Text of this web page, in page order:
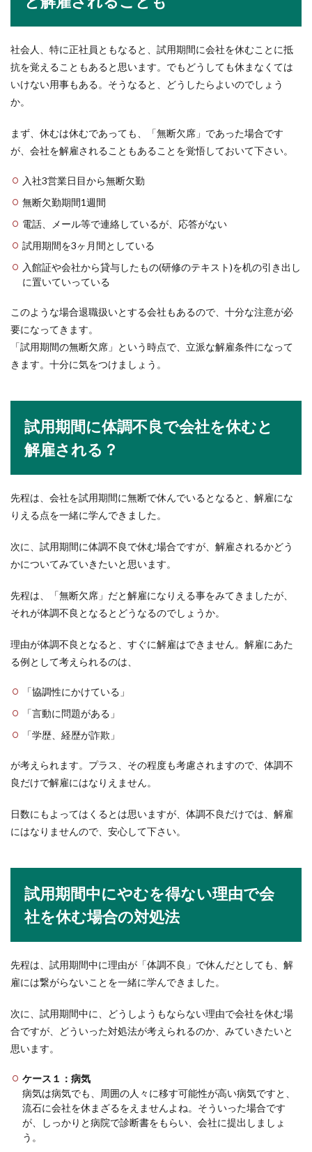
公務員の内定辞退連絡は手紙？電話？
内定辞退のマナーとは
公務員採用試験を突破し内定通知が届いたとして
も、第一希望の内定を既に貰った時は内定辞退を
育児休暇復帰のメールでの挨拶が必要
な理由と送る時のポイント
した挨拶をするのは当然ですよね。では、育児休
らい有利となるのか徹底調査
IT業界への就職を考えている大学生は、情報処理
に関する資格を持っていると就職に有利になると
思っている...
教育実習での授業を失敗しないための
教育実習で授業をすることは、とても緊張します
は、...
休みの日に鳴る電話！仕事関係ならど
せっかくの休みの日に仕事の電話がくることにど
う思いますか？休みの日くらいゆっくりさせて欲
小学校の用務員になるには？勤務形態
では...
接客、向いてない…。お客様にイライ
と、落ち込みますよね。イライラするのは、「私
だ...
新人が使えないのは当たり前？上司の
不満・新人の不満
新しく入社してきた新人が使えないと腹を立てて
いる上司や先輩のみなさん、新人が使えないのは
当たり前だと...
社会人、特に正社員ともなると、試用期間に会社を休むことに抵
抗を覚えることもあると思います。でもどうしても休まなくては
いけない用事もある。そうなると、どうしたらよいのでしょう
か。
まず、休むは休むであっても、「無断欠席」であった場合です
が、会社を解雇されることもあることを覚悟しておいて下さい。
入社3営業日目から無断欠勤
無断欠勤期間1週間
電話、メール等で連絡しているが、応答がない
試用期間を3ヶ月間としている
入館証や会社から貸与したもの(研修のテキスト)を机の引き出し
に置いていっている
このような場合退職扱いとする会社もあるので、十分な注意が必
要になってきます。
「試用期間の無断欠席」という時点で、立派な解雇条件になって
きます。十分に気をつけましょう。
試用期間に体調不良で会社を休むと
解雇される？
先程は、会社を試用期間に無断で休んでいるとなると、解雇にな
りえる点を一緒に学んできました。
次に、試用期間に体調不良で休む場合ですが、解雇されるかどう
かについてみていきたいと思います。
先程は、「無断欠席」だと解雇になりえる事をみてきましたが、
それが体調不良となるとどうなるのでしょうか。
理由が体調不良となると、すぐに解雇はできません。解雇にあた
る例として考えられるのは、
「協調性にかけている」
「言動に問題がある」
「学歴、経歴が詐欺」
が考えられます。プラス、その程度も考慮されますので、体調不
良だけで解雇にはなりえません。
日数にもよってはくるとは思いますが、体調不良だけでは、解雇
にはなりませんので、安心して下さい。
試用期間中にやむを得ない理由で会
社を休む場合の対処法
先程は、試用期間中に理由が「体調不良」で休んだとしても、解
雇には繋がらないことを一緒に学んできました。
次に、試用期間中に、どうしようもならない理由で会社を休む場
合ですが、どういった対処法が考えられるのか、みていきたいと
思います。
ケース１：病気
病気は病気でも、周囲の人々に移す可能性が高い病気ですと、
流石に会社を休まざるをえませんよね。そういった場合です
が、しっかりと病院で診断書をもらい、会社に提出しましょ
う。